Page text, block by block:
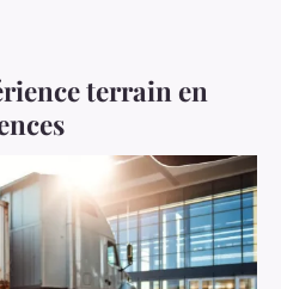
terrain en